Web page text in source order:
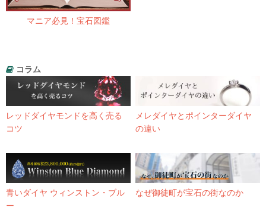
マニア必見！宝石図鑑
コラム
レッドダイヤモンドを高く売る
コツ
メレダイヤとポインターダイヤ
の違い
青いダイヤ ウィンストン・ブル
ー
なぜ御徒町が宝石の街なのか